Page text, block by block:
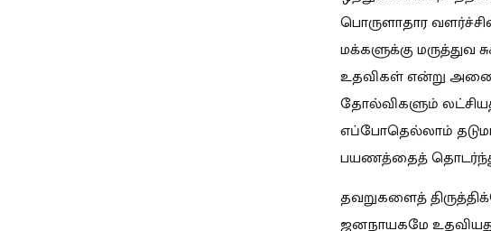
பொருளாதார
மக்களுக்கு மருத்துவ
உதவிகள் என்று
தோல்விகளும்
எப்போதெல்லாம்
பயணத்தைத்
தவறுகளைத்
ஜனநாயகமே